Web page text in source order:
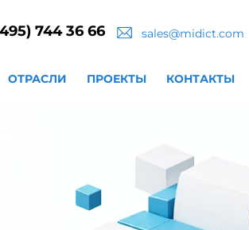
744 36 66 sales@midict.com
ОТРАСЛИ ПРОЕКТЫ КОНТАКТЫ